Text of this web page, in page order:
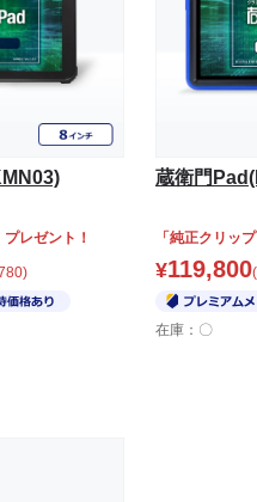
レゼント！
)
蔵衛門
「純正クリッ
¥119,800
在庫：〇